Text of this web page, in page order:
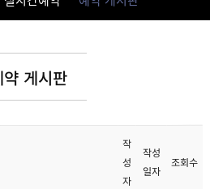
약 게시판
작
성
자
작성
일자
조회수